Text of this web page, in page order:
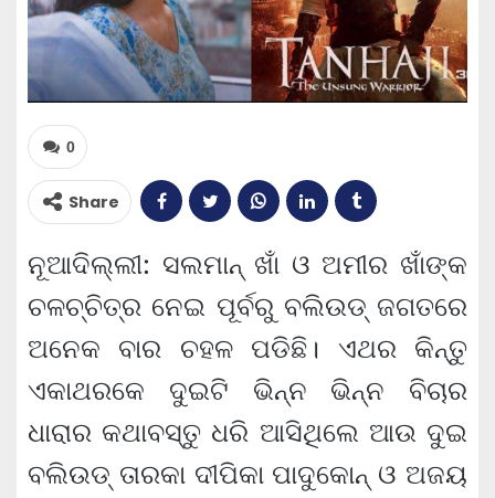
0
Share
ନୂଆଦିଲ୍ଲୀ: ସଲମାନ୍ ଖାଁ ଓ ଅମୀର ଖାଁଙ୍କ
ଚଳଚ୍ଚିତ୍ର ନେଇ ପୂର୍ବରୁ ବଲିଉଡ୍ ଜଗତରେ
ଅନେକ ବାର ଚହଳ ପଡିଛି। ଏଥର କିନ୍ତୁ
ଏକାଥରକେ ଦୁଇଟି ଭିନ୍ନ ଭିନ୍ନ ବିଚାର
ଧାରାର କଥାବସ୍ତୁ ଧରି ଆସିଥିଲେ ଆଉ ଦୁଇ
ବଲିଉଡ୍ ତାରକା ଦୀପିକା ପାଦୁକୋନ୍ ଓ ଅଜୟ